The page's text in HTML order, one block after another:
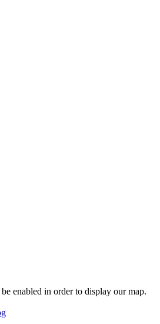
enabled in order to display our map.